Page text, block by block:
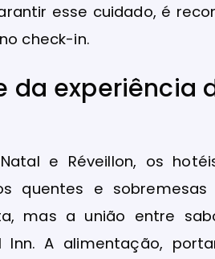
esse cuidado, é
check-in.
da experiência
e Réveillon, os
quentes e sobremesas
mas a união entre
A alimentação,